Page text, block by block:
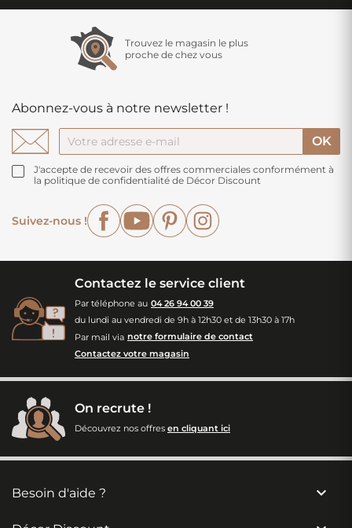
Trouvez le magasin le plus
proche de chez vous
Abonnez-vous à notre newsletter !
J'accepte de recevoir des offres commerciales conformément à
la politique de confidentialité de Décor Discount
Suivez-nous !
FacebookYouTubePinterest
Contactez le service client
Par téléphone au 04 26 94 00 39
du lundi au vendredi de 9h à 12h30 et de 13h30 à 17h
Par mail via notre formulaire de contact
Contactez votre magasin
On recrute !
Découvrez nos offres en cliquant ici
Besoin d'aide ? 